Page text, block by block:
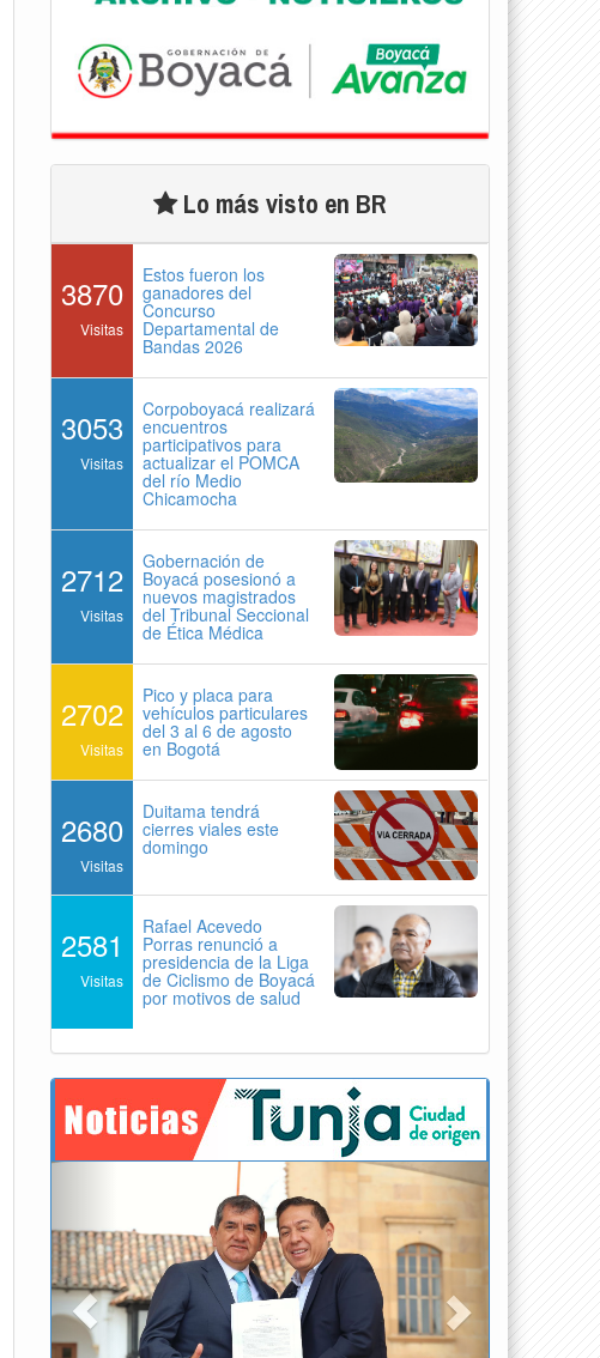
Lo más visto en BR
3870
Visitas
Estos fueron los
ganadores del
Concurso
Departamental de
Bandas 2026
3053
Visitas
Corpoboyacá realizará
encuentros
participativos para
actualizar el POMCA
del río Medio
Chicamocha
2712
Visitas
Gobernación de
Boyacá posesionó a
nuevos magistrados
del Tribunal Seccional
de Ética Médica
2702
Visitas
Pico y placa para
vehículos particulares
del 3 al 6 de agosto
en Bogotá
2680
Visitas
Duitama tendrá
cierres viales este
domingo
2581
Visitas
Rafael Acevedo
Porras renunció a
presidencia de la Liga
de Ciclismo de Boyacá
por motivos de salud
Next